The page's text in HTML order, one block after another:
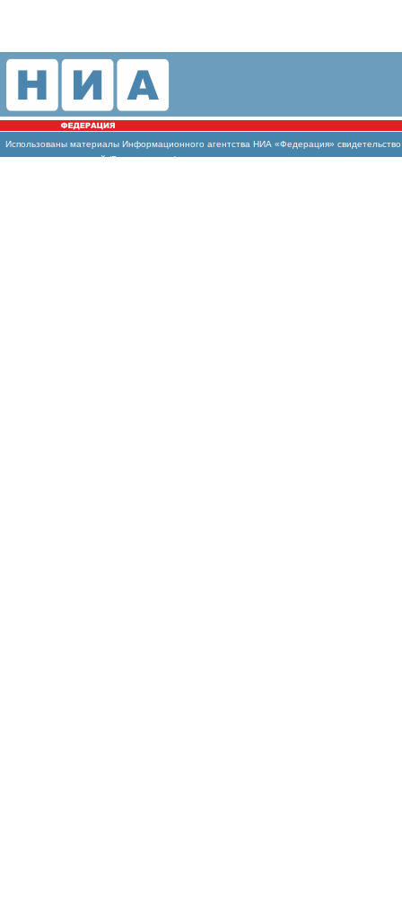
Использованы материалы Информационного агентства НИА «Федерация»
массовых коммуникаций (Роскомнадзор)